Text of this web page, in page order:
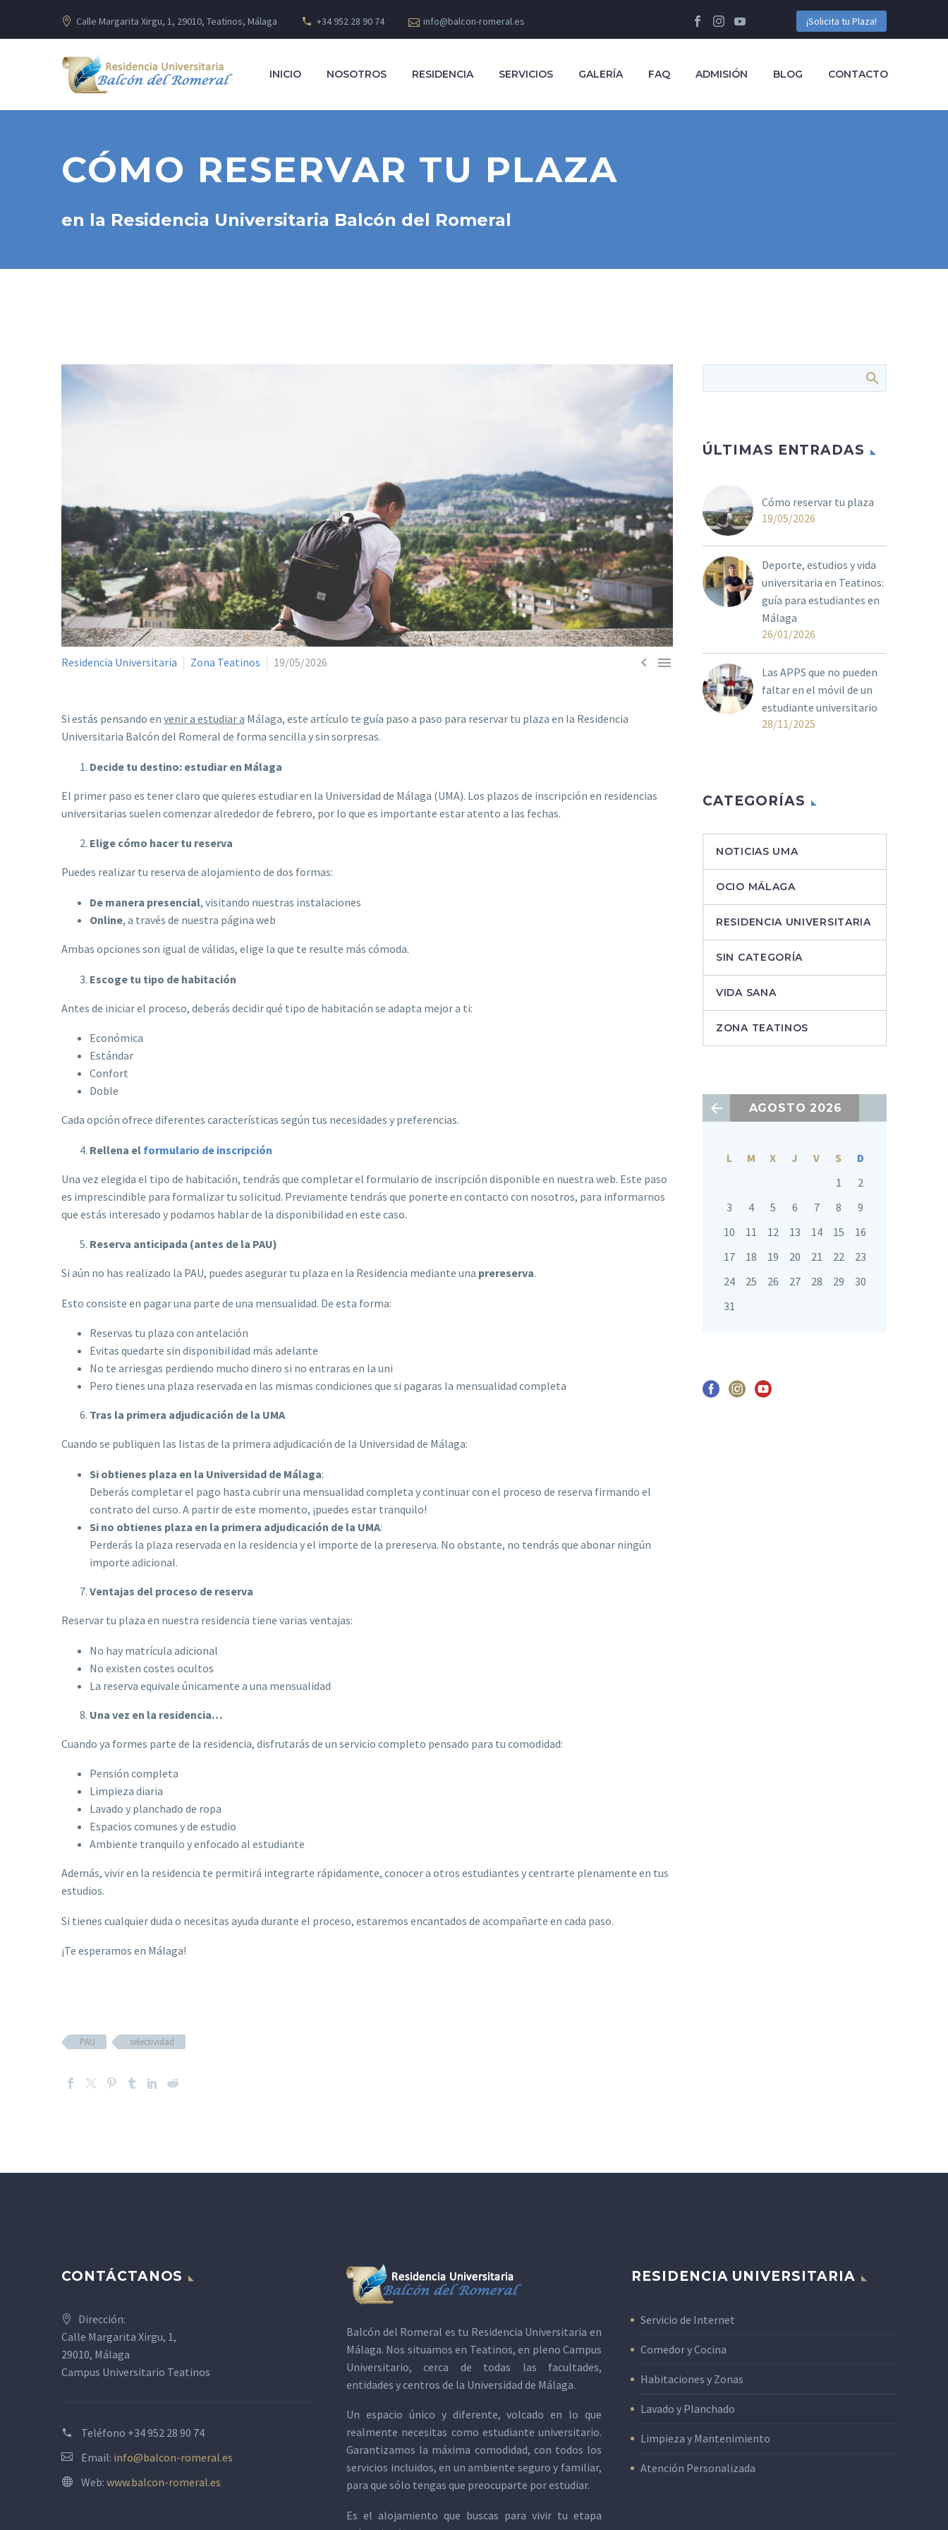
Calle Margarita Xirgu, 1, 29010, Teatinos, Málaga +34 952 28 90 74 info@balcon-romeral.es ¡Solicita tu Plaza!
INICIO NOSOTROS RESIDENCIA SERVICIOS GALERÍA FAQ ADMISIÓN BLOG CONTACTO
CÓMO RESERVAR TU PLAZA
en la Residencia Universitaria Balcón del Romeral
 
Residencia Universitaria Zona Teatinos 19/05/2026
Si estás pensando en venir a estudiar a Málaga, este artículo te guía paso a paso para reservar tu plaza en la Residencia
Universitaria Balcón del Romeral de forma sencilla y sin sorpresas.
Decide tu destino: estudiar en Málaga
El primer paso es tener claro que quieres estudiar en la Universidad de Málaga (UMA). Los plazos de inscripción en residencias
universitarias suelen comenzar alrededor de febrero, por lo que es importante estar atento a las fechas.
Elige cómo hacer tu reserva
Puedes realizar tu reserva de alojamiento de dos formas:
De manera presencial, visitando nuestras instalaciones
Online, a través de nuestra página web
Ambas opciones son igual de válidas, elige la que te resulte más cómoda.
Escoge tu tipo de habitación
Antes de iniciar el proceso, deberás decidir qué tipo de habitación se adapta mejor a ti:
Económica
Estándar
Confort
Doble
Cada opción ofrece diferentes características según tus necesidades y preferencias.
Rellena el formulario de inscripción
Una vez elegida el tipo de habitación, tendrás que completar el formulario de inscripción disponible en nuestra web. Este paso
es imprescindible para formalizar tu solicitud. Previamente tendrás que ponerte en contacto con nosotros, para informarnos
que estás interesado y podamos hablar de la disponibilidad en este caso.
Reserva anticipada (antes de la PAU)
Si aún no has realizado la PAU, puedes asegurar tu plaza en la Residencia mediante una prereserva.
Esto consiste en pagar una parte de una mensualidad. De esta forma:
Reservas tu plaza con antelación
Evitas quedarte sin disponibilidad más adelante
No te arriesgas perdiendo mucho dinero si no entraras en la uni
Pero tienes una plaza reservada en las mismas condiciones que si pagaras la mensualidad completa
Tras la primera adjudicación de la UMA
Cuando se publiquen las listas de la primera adjudicación de la Universidad de Málaga:
Si obtienes plaza en la Universidad de Málaga:
Deberás completar el pago hasta cubrir una mensualidad completa y continuar con el proceso de reserva firmando el
contrato del curso. A partir de este momento, ¡puedes estar tranquilo!
Si no obtienes plaza en la primera adjudicación de la UMA:
Perderás la plaza reservada en la residencia y el importe de la prereserva. No obstante, no tendrás que abonar ningún
importe adicional.
Ventajas del proceso de reserva
Reservar tu plaza en nuestra residencia tiene varias ventajas:
No hay matrícula adicional
No existen costes ocultos
La reserva equivale únicamente a una mensualidad
Una vez en la residencia…
Cuando ya formes parte de la residencia, disfrutarás de un servicio completo pensado para tu comodidad:
Pensión completa
Limpieza diaria
Lavado y planchado de ropa
Espacios comunes y de estudio
Ambiente tranquilo y enfocado al estudiante
Además, vivir en la residencia te permitirá integrarte rápidamente, conocer a otros estudiantes y centrarte plenamente en tus
estudios.
Si tienes cualquier duda o necesitas ayuda durante el proceso, estaremos encantados de acompañarte en cada paso.
¡Te esperamos en Málaga!
PAU selectividad
ÚLTIMAS ENTRADAS
Cómo reservar tu plaza
19/05/2026
Deporte, estudios y vida
universitaria en Teatinos:
guía para estudiantes en
Málaga
26/01/2026
Las APPS que no pueden
faltar en el móvil de un
estudiante universitario
28/11/2025
CATEGORÍAS
NOTICIAS UMA
OCIO MÁLAGA
RESIDENCIA UNIVERSITARIA
SIN CATEGORÍA
VIDA SANA
ZONA TEATINOS
AGOSTO 2026
L M X J V S
D
1
2
3
4 5 6 7 8
9
10
11 12 13 14 15
16
17
18 19 20 21 22
23
24
25 26 27 28 29
30
31
CONTÁCTANOS
Dirección:
Calle Margarita Xirgu, 1,
29010, Málaga
Campus Universitario Teatinos
Teléfono +34 952 28 90 74
Email: info@balcon-romeral.es
Web: www.balcon-romeral.es
Balcón del Romeral es tu Residencia Universitaria en
Málaga. Nos situamos en Teatinos, en pleno Campus
Universitario, cerca de todas las facultades,
entidades y centros de la Universidad de Málaga.
Un espacio único y diferente, volcado en lo que
realmente necesitas como estudiante universitario.
Garantizamos la máxima comodidad, con todos los
servicios incluidos, en un ambiente seguro y familiar,
para que sólo tengas que preocuparte por estudiar.
Es el alojamiento que buscas para vivir tu etapa
RESIDENCIA UNIVERSITARIA
Servicio de Internet
Comedor y Cocina
Habitaciones y Zonas
Lavado y Planchado
Limpieza y Mantenimiento
Atención Personalizada